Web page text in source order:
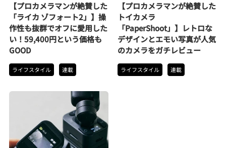
チ”レビュー
【プロカメラマンが絶賛した
「ライカ ゾフォート2」】操
作性も抜群でオフに愛用した
い！59,400円という価格も
GOOD
ライフスタイル 連載
チ”レビュー
【プロカメラマンが絶賛した
トイカメラ
「PaperShoot」】レトロな
デザインとエモい写真が人気
のカメラをガチレビュー
ライフスタイル 連載